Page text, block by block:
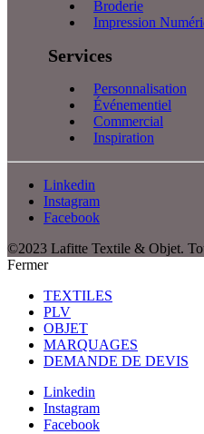
Broderie
Impression
Services
Personnalisation
Événementiel
Commercial
Inspiration
Linkedin
Instagram
Facebook
©2023 Lafitte Textile & Objet.
Fermer
TEXTILES
PLV
OBJET
MARQUAGES
DEMANDE DE DEVIS
Linkedin
Instagram
Facebook